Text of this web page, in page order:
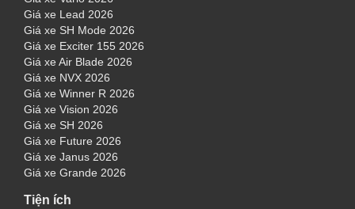
Giá xe Lead 2026
Giá xe SH Mode 2026
Giá xe Exciter 155 2026
Giá xe Air Blade 2026
Giá xe NVX 2026
Giá xe Winner R 2026
Giá xe Vision 2026
Giá xe SH 2026
Giá xe Future 2026
Giá xe Janus 2026
Giá xe Grande 2026
Tiện ích